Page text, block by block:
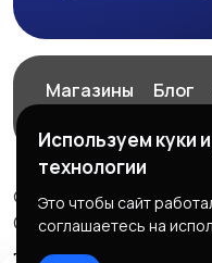
Магазины Блог
© 2026 ExZz.ru -
ООО "ЭКЗЗ", ОГРН:
Используем куки
технологии
Это чтобы сайт
соглашаетесь на